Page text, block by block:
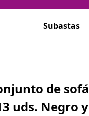
Subastas
de
uds. Negro